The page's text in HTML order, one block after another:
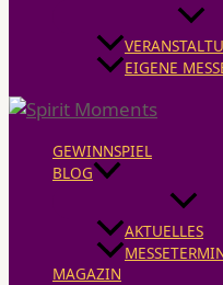
EIGENE
GEWINNSPIEL
BLOG
AKTUELLES
MAGAZIN